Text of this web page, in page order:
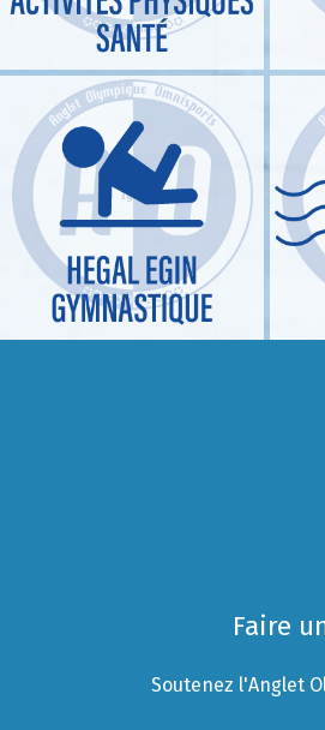
Faire
Soutenez l'Anglet